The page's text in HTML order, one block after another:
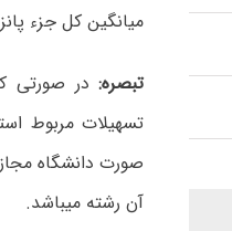
میانگین کل جزء
تبصره:در صورتی
تسهیلات مربوط
صورت دانشگاه
آن رشته میباشد.